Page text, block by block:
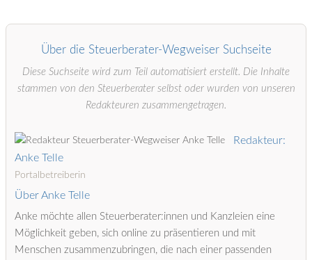
Über die Steuerberater-Wegweiser Suchseite
Diese Suchseite wird zum Teil automatisiert erstellt. Die Inhalte
stammen von den Steuerberater selbst oder wurden von unseren
Redakteuren zusammengetragen.
Redakteur:
Anke Telle
Portalbetreiberin
Über Anke Telle
Anke möchte allen Steuerberater:innen und Kanzleien eine
Möglichkeit geben, sich online zu präsentieren und mit
Menschen zusammenzubringen, die nach einer passenden